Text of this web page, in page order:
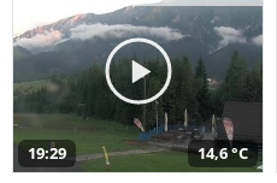
19:29 14,6 °C